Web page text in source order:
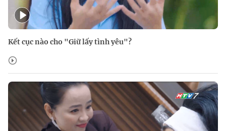
Kết cục nào cho "Giữ lấy tình yêu"?